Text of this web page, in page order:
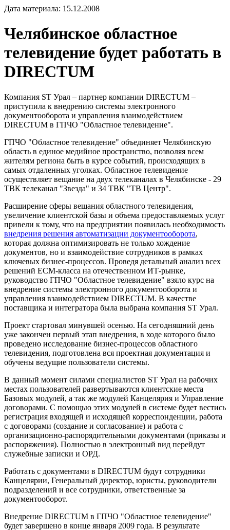
Дата материала: 15.12.2008
Челябинское областное
телевидение будет работать в
DIRECTUM
Компания ST Урал – партнер компании DIRECTUM –
приступила к внедрению системы электронного
документооборота и управления взаимодействием
DIRECTUM в ГПЧО "Областное телевидение".
ГПЧО "Областное телевидение" объединяет Челябинскую
область в единое медийное пространство, позволяя всем
жителям региона быть в курсе событий, происходящих в
самых отдаленных уголках. Областное телевидение
осуществляет вещание на двух телеканалах в Челябинске - 29
ТВК телеканал "Звезда" и 34 ТВК "ТВ Центр".
Расширение сферы вещания областного телевидения,
увеличение клиентской базы и объема предоставляемых услуг
привели к тому, что на предприятии появилась необходимость
внедрения решения автоматизации документооборота,
которая должна оптимизировать не только хождение
документов, но и взаимодействие сотрудников в рамках
ключевых бизнес-процессов. Проведя детальный анализ всех
решений ECM-класса на отечественном ИТ-рынке,
руководство ГПЧО "Областное телевидение" взяло курс на
внедрение системы электронного документооборота и
управления взаимодействием DIRECTUM. В качестве
поставщика и интегратора была выбрана компания ST Урал.
Проект стартовал минувшей осенью. На сегодняшний день
уже закончен первый этап внедрения, в ходе которого было
проведено исследование бизнес-процессов областного
телевидения, подготовлена вся проектная документация и
обучены ведущие пользователи системы.
В данный момент силами специалистов ST Урал на рабочих
местах пользователей развертываются клиентские места
Базовых модулей, а так же модулей Канцелярия и Управление
договорами. С помощью этих модулей в системе будет вестись
регистрация входящей и исходящей корреспонденции, работа
с договорами (создание и согласование) и работа с
организационно-распорядительными документами (приказы и
распоряжения). Полностью в электронный вид перейдут
служебные записки и ОРД.
Работать с документами в DIRECTUM будут сотрудники
Канцелярии, Генеральный директор, юристы, руководители
подразделений и все сотрудники, ответственные за
документооборот.
Внедрение DIRECTUM в ГПЧО "Областное телевидение"
будет завершено в конце января 2009 года. В результате